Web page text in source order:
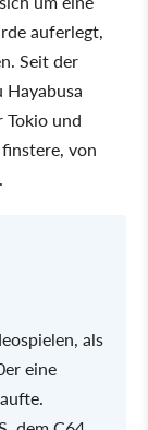
auferlegt,
Seit der
Hayabusa
Tokio und
von
als
eine